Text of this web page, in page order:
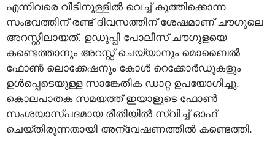
എന്നിവരെ വീടിനുള്ളില്‍ വെച്ച് കുത്തിക്കൊന്ന
സംഭവത്തിന് രണ്ട് ദിവസത്തിന് ശേഷമാണ് ചൗഗുലെ
അറസ്റ്റിലായത്. ഉഡുപ്പി പോലീസ് ചൗഗുളയെ
കണ്ടെത്താനും അറസ്റ്റ് ചെയ്യാനും മൊബൈല്‍
ഫോണ്‍ ലൊക്കേഷനും കോള്‍ റെക്കോര്‍ഡുകളും
ഉള്‍പ്പെടെയുള്ള സാങ്കേതിക ഡാറ്റ ഉപയോഗിച്ചു.
കൊലപാതക സമയത്ത് ഇയാളുടെ ഫോണ്‍
സംശയാസ്പദമായ രീതിയില്‍ സ്വിച്ച് ഓഫ്
ചെയ്തിരുന്നതായി അന്വേഷണത്തില്‍ കണ്ടെത്തി.